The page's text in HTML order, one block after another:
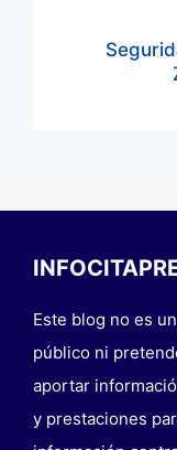
Este blog no es
público ni
aportar
y prestaciones